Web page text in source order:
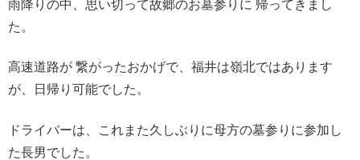
雨降りの中、思い切って故郷のお墓参りに 帰ってきまし
た。
高速道路が 繋がったおかげで、福井は嶺北ではあります
が、日帰り可能でした。
ドライバーは、これまた久しぶりに母方の墓参りに参加し
た長男でした。